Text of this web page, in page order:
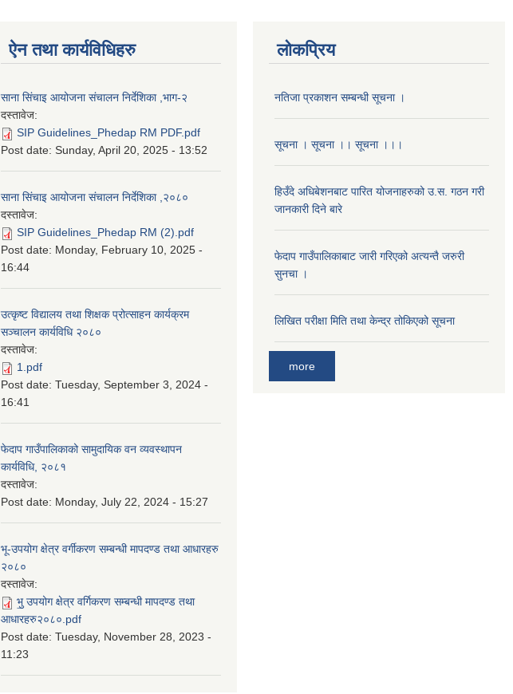
ऐन तथा कार्यविधिहरु
साना सिंचाइ आयोजना संचालन निर्देशिका ,भाग-२
दस्तावेज:
SIP Guidelines_Phedap RM PDF.pdf
Post date: Sunday, April 20, 2025 - 13:52
साना सिंचाइ आयोजना संचालन निर्देशिका ,२०८०
दस्तावेज:
SIP Guidelines_Phedap RM (2).pdf
Post date: Monday, February 10, 2025 -
16:44
उत्कृष्ट विद्यालय तथा शिक्षक प्रोत्साहन कार्यक्रम
सञ्चालन कार्यविधि २०८०
दस्तावेज:
1.pdf
Post date: Tuesday, September 3, 2024 -
16:41
फेदाप गाउँपालिकाको सामुदायिक वन व्यवस्थापन
कार्यविधि, २०८१
दस्तावेज:
Post date: Monday, July 22, 2024 - 15:27
भू-उपयोग क्षेत्र वर्गीकरण सम्बन्धी मापदण्ड तथा आधारहरु
२०८०
दस्तावेज:
भु॒ उपयोग क्षेत्र वर्गिकरण सम्बन्धी मापदण्ड तथा
आधारहरु२०८०.pdf
Post date: Tuesday, November 28, 2023 -
11:23
लोकप्रिय
नतिजा प्रकाशन सम्बन्धी सूचना ।
सूचना । सूचना ।। सूचना ।।।
हिउँदे अधिबेशनबाट पारित योजनाहरुको उ.स. गठन गरी
जानकारी दिने बारे
फेदाप गाउँपालिकाबाट जारी गरिएको अत्यन्तै जरुरी
सुनचा ।
लिखित परीक्षा मिति तथा केन्द्र तोकिएको सूचना
more